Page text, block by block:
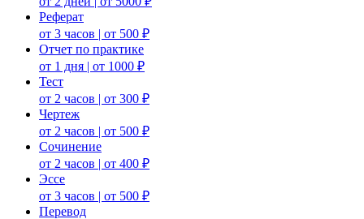
Реферат
от 3 часов | от 500 ₽
Отчет по практике
от 1 дня | от 1000 ₽
Тест
от 2 часов | от 300 ₽
Чертеж
от 2 часов | от 500 ₽
Сочинение
от 2 часов | от 400 ₽
Эссе
от 3 часов | от 500 ₽
Перевод